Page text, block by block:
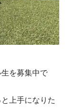
を募集中で
上手になりた